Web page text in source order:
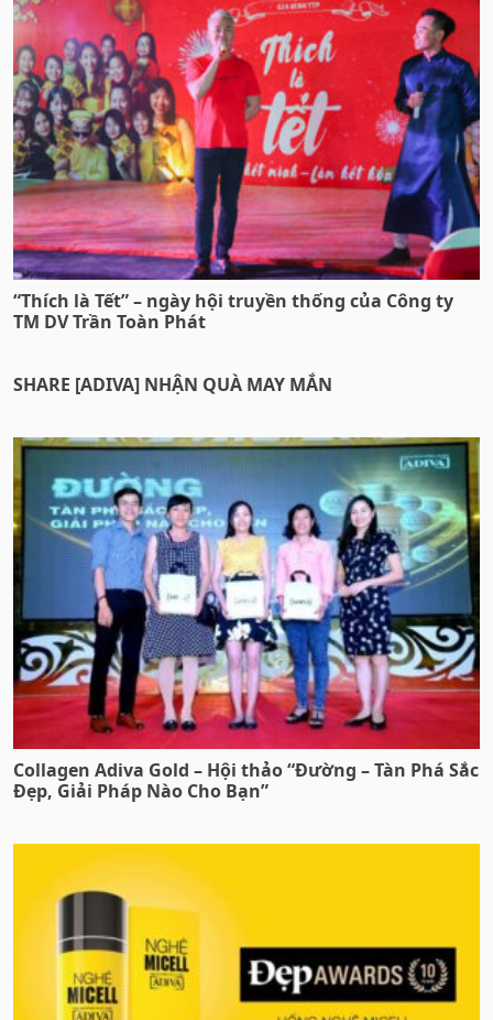
“Thích là Tết” – ngày hội truyền thống của Công ty
TM DV Trần Toàn Phát
SHARE [ADIVA] NHẬN QUÀ MAY MẮN
Collagen Adiva Gold – Hội thảo “Đường – Tàn Phá Sắc
Đẹp, Giải Pháp Nào Cho Bạn”